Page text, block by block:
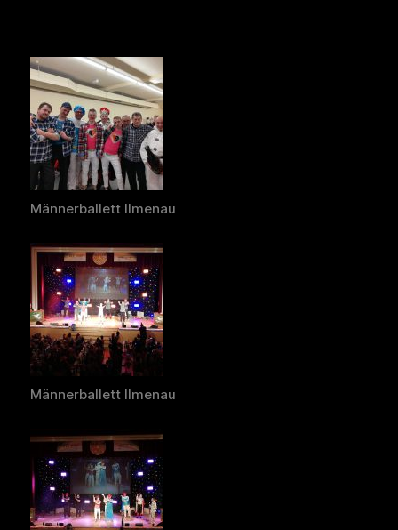
Männerballett Ilmenau
Männerballett Ilmenau